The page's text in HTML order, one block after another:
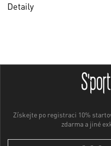
Detaily
Získejte po registraci 10%
zdarma a jiné